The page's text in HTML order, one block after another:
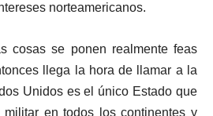
norteamericanos.
cosas se ponen realmente feas
llega la hora de llamar a la
Unidos es el único Estado que
en todos los continentes y